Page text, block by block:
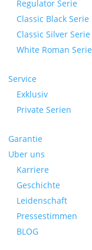
Regulator Serie
Classic Black Serie
Classic Silver Serie
White Roman Serie
Service
Exklusiv
Private Serien
Garantie
Uber uns
Karriere
Geschichte
Leidenschaft
Pressestimmen
BLOG